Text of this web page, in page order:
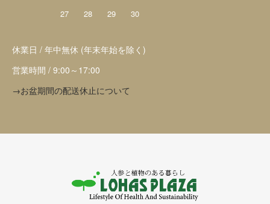
27
28 29 30
休業日 / 年中無休 (年末年始を除く)
営業時間 / 9:00～17:00
→お盆期間の配送休止について